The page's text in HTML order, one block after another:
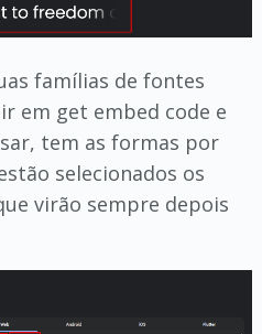
famílias de fontes
em get embed code e
tem as formas por
selecionados os
virão sempre depois